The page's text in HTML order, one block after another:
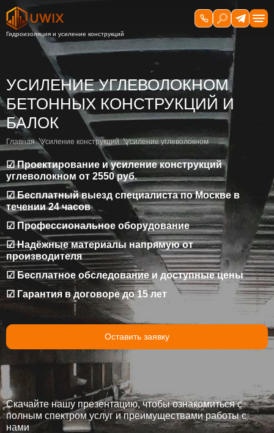
УСИЛЕНИЕ УГЛЕВОЛОКНОМ
БЕТОННЫХ КОНСТРУКЦИЙ И
БАЛОК
Главная Усиление конструкций Усиление углеволокном
☑ Проектирование и усиление конструкций
углеволокном от 2550 руб.
☑ Бесплатный выезд специалиста по Москве в
течении 24 часов
☑ Профессиональное оборудование
☑ Надёжные материалы напрямую от
производителя
☑ Бесплатное обследование и доступные цены
☑ Гарантия в договоре до 15 лет
Оставить заявку
Скачайте нашу презентацию, чтобы ознакомиться с
полным спектром услуг и преимуществами работы с
нами